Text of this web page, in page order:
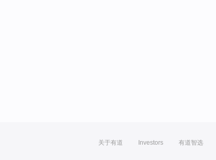
关于有道 Investors 有道智选